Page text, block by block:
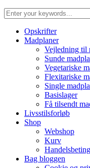
Opskrifter
Madplaner
Vejledning til
Sunde
Vegetariske
Flexitariske
Single
Basislager
Få tilsendt
Livsstilsforløb
Shop
Webshop
Kurv
Bag bloggen